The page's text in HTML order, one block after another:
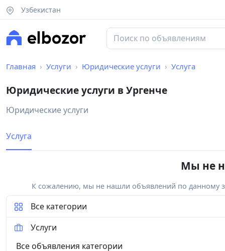
Узбекистан
Главная Услуги Юридические услуги Услуга
Юридические услуги в Ургенче
Юридические услуги
Услуга
Мы не
К сожалению, мы не нашли объявлений по данному
Все категории
Услуги
Все объявления категории